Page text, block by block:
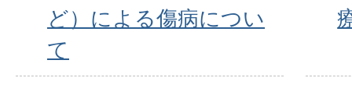
ど）による傷病につい
て